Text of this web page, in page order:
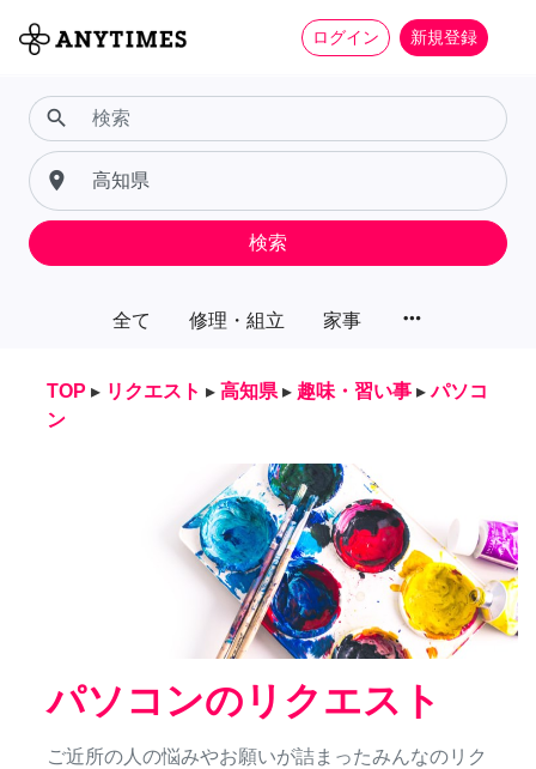
ログイン 新規登録
全て 修理・組立 家事 more_horiz
search
place
検索
TOP ▸ リクエスト ▸ 高知県 ▸ 趣味・習い事 ▸ パソコ
ン
パソコンのリクエスト
ご近所の人の悩みやお願いが詰まったみんなのリク